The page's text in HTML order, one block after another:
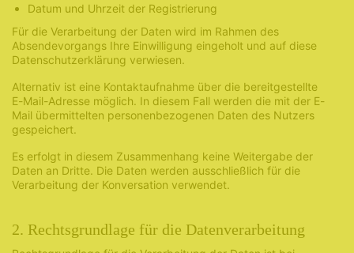
Datum und Uhrzeit der Registrierung
Für die Verarbeitung der Daten wird im Rahmen des
Absendevorgangs Ihre Einwilligung eingeholt und auf diese
Datenschutzerklärung verwiesen.
Alternativ ist eine Kontaktaufnahme über die bereitgestellte
E-Mail-Adresse möglich. In diesem Fall werden die mit der E-
Mail übermittelten personenbezogenen Daten des Nutzers
gespeichert.
Es erfolgt in diesem Zusammenhang keine Weitergabe der
Daten an Dritte. Die Daten werden ausschließlich für die
Verarbeitung der Konversation verwendet.
2. Rechtsgrundlage für die Datenverarbeitung